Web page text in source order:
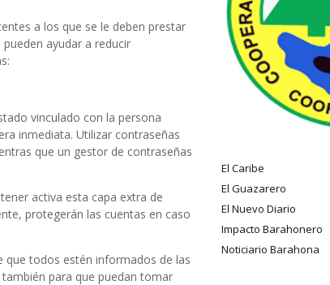
a los que se le deben prestar
ayudar a reducir
vinculado con la persona
inmediata. Utilizar contraseñas
que un gestor de contraseñas
activa esta capa extra de
protegerán las cuentas en caso
que todos estén informados de las
para que puedan tomar
El Caribe
El Guazarero
El Nuevo Diario
Impacto Barahonero
Noticiario Barahona